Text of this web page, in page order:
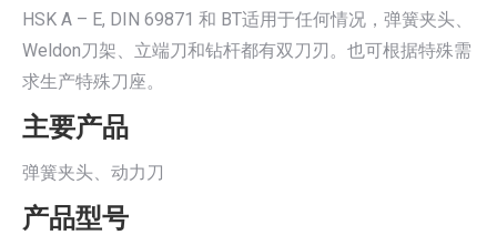
HSK A – E, DIN 69871 和 BT适用于任何情况，弹簧夹头、
Weldon刀架、立端刀和钻杆都有双刀刃。也可根据特殊需
求生产特殊刀座。
主要产品
弹簧夹头、动力刀
产品型号